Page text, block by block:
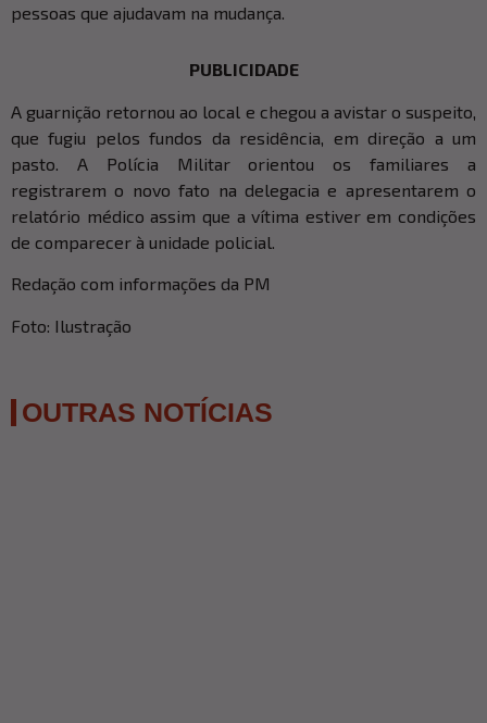
pessoas que ajudavam na mudança.
PUBLICIDADE
A guarnição retornou ao local e chegou a avistar o suspeito,
que fugiu pelos fundos da residência, em direção a um
pasto. A Polícia Militar orientou os familiares a
registrarem o novo fato na delegacia e apresentarem o
relatório médico assim que a vítima estiver em condições
de comparecer à unidade policial.
Redação com informações da PM
Foto: Ilustração
OUTRAS NOTÍCIAS